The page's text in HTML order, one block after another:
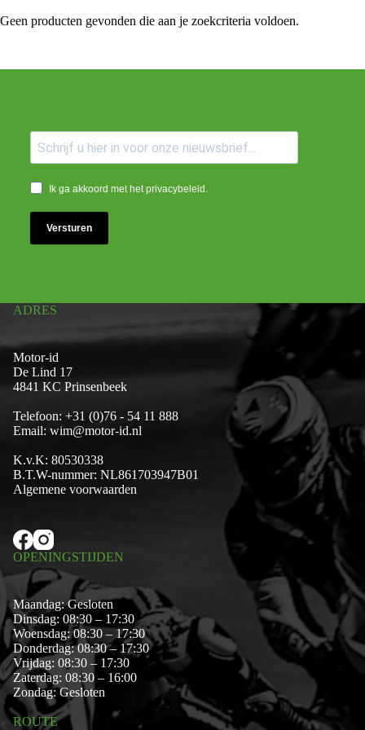
Geen producten gevonden die aan je zoekcriteria voldoen.
Ik ga akkoord met het privacybeleid.
Versturen
ADRES
Motor-id
De Lind 17
4841 KC Prinsenbeek
Telefoon: +31 (0)76 - 54 11 888
Email: wim@motor-id.nl
K.v.K: 80530338
B.T.W-nummer: NL861703947B01
Algemene voorwaarden
OPENINGSTIJDEN
Maandag: Gesloten
Dinsdag: 08:30 – 17:30
Woensdag: 08:30 – 17:30
Donderdag: 08:30 – 17:30
Vrijdag: 08:30 – 17:30
Zaterdag: 08:30 – 16:00
Zondag: Gesloten
ROUTE